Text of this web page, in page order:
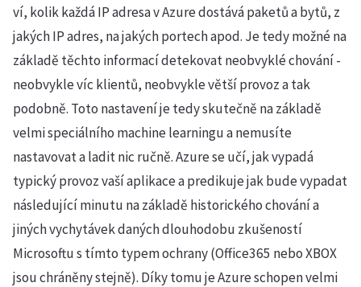
ví, kolik každá IP adresa v Azure dostává paketů a bytů, z
jakých IP adres, na jakých portech apod. Je tedy možné na
základě těchto informací detekovat neobvyklé chování -
neobvykle víc klientů, neobvykle větší provoz a tak
podobně. Toto nastavení je tedy skutečně na základě
velmi speciálního machine learningu a nemusíte
nastavovat a ladit nic ručně. Azure se učí, jak vypadá
typický provoz vaší aplikace a predikuje jak bude vypadat
následující minutu na základě historického chování a
jiných vychytávek daných dlouhodobu zkušeností
Microsoftu s tímto typem ochrany (Office365 nebo XBOX
jsou chráněny stejně). Díky tomu je Azure schopen velmi